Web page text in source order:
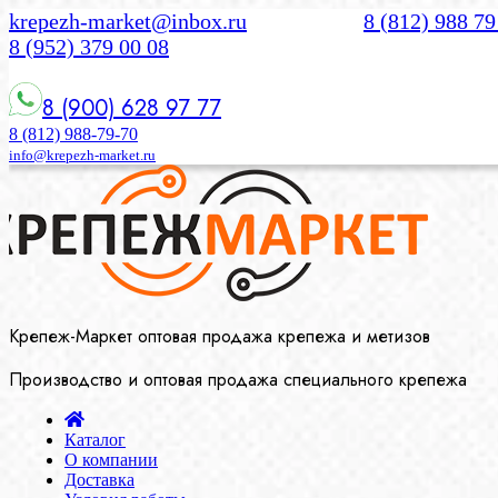
krepezh-market@inbox.ru
8 (812) 988
8 (952) 379 00 08
8 (900) 628 97 77
8 (812) 988-79-70
info@krepezh-market.ru
Крепеж-Маркет оптовая продажа крепежа и метизов
Производство и оптовая продажа специального крепежа
Каталог
О компании
Доставка